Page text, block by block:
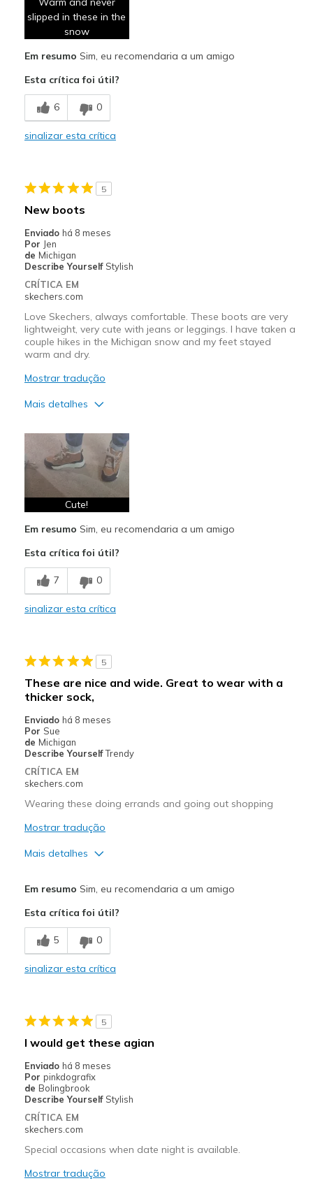
Breathe Well
Comfortable
Durable
Stylish
Melhores utilizações
Snow and ice
Sizing
Feels true to size
View On Shoes
slipped in these in the
snow
Em resumo Sim, eu recomendaria a um amigo
Esta crítica foi útil?
6 0
sinalizar esta crítica
5
New boots
Enviado há 8 meses
Por Jen
de Michigan
Describe Yourself Stylish
CRÍTICA EM
skechers.com
Love Skechers, always comfortable. These boots are very
lightweight, very cute with jeans or leggings. I have taken a
couple hikes in the Michigan snow and my feet stayed
warm and dry.
Mostrar tradução
Mais detalhes
Attractive Design
Comfortable
Stylish
Melhores utilizações
Casual Wear
Width
Feels true to width
Cute!
Em resumo Sim, eu recomendaria a um amigo
Esta crítica foi útil?
7 0
sinalizar esta crítica
5
These are nice and wide. Great to wear with a
thicker sock,
Enviado há 8 meses
Por Sue
de Michigan
Describe YourselfTrendy
CRÍTICA EM
skechers.com
Wearing these doing errands and going out shopping
Mostrar tradução
Mais detalhes
Breathe Well
Comfortable
Melhores utilizações
Going Out
Width
Sizing
View On Shoes
I'm Into Shoes
Em resumo Sim, eu recomendaria a um amigo
Esta crítica foi útil?
5 0
sinalizar esta crítica
5
I would get these agian
Enviado há 8 meses
Por pinkdografix
de Bolingbrook
Describe Yourself Stylish
CRÍTICA EM
skechers.com
Special occasions when date night is available.
Mostrar tradução